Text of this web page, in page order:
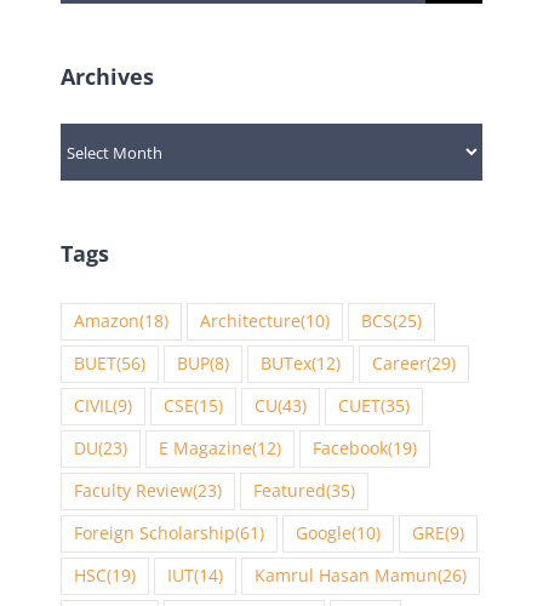
Archives
Archives
Tags
Amazon(18) Architecture(10) BCS(25)
BUET(56) BUP(8) BUTex(12) Career(29)
CIVIL(9) CSE(15) CU(43) CUET(35)
DU(23) E Magazine(12) Facebook(19)
Faculty Review(23) Featured(35)
Foreign Scholarship(61) Google(10) GRE(9)
HSC(19) IUT(14) Kamrul Hasan Mamun(26)